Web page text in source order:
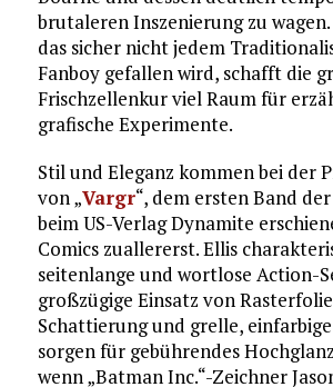
brutaleren Inszenierung zu
das sicher nicht jedem
Fanboy gefallen wird, schafft die
Frischzellenkur viel Raum für
grafische Experimente.
Stil und Eleganz kommen bei der
von „Vargr“, dem ersten Band
beim US-Verlag Dynamite
Comics zuallererst. Ellis
seitenlange und wortlose Action-
großzügige Einsatz von
Schattierung und grelle,
sorgen für gebührendes
wenn „Batman Inc.“-Zeichner